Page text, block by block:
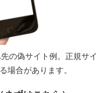
の偽サイト例。正規サイ
場合があります。